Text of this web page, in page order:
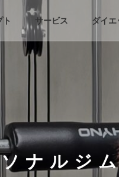
ト サービス ダイエ
ナルジ